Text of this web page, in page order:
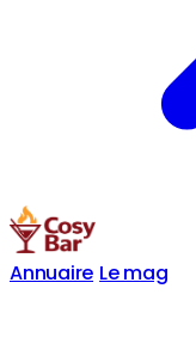
Annuaire Le mag